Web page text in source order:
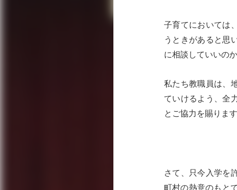
子育てにおいては
うときがあると思
に相談していいの
私たち教職員は、
ていけるよう、全
とご協力を賜りま
さて、只今入学を
町村の熱意のもと